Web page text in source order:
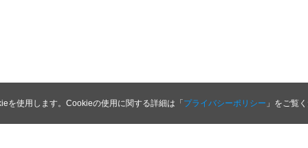
を使用します。Cookieの使用に関する詳細は「プライバシーポリシー 」をご覧く